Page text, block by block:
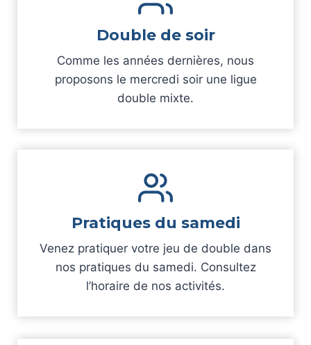
Double de soir
Comme les années dernières, nous
proposons le mercredi soir une ligue
double mixte.
Pratiques du samedi
Venez pratiquer votre jeu de double dans
nos pratiques du samedi. Consultez
l’horaire de nos activités.